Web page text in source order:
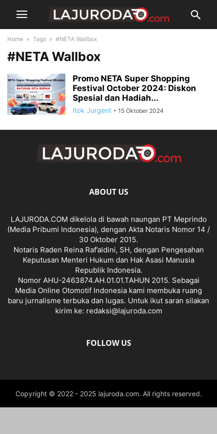
Home Tags #NETA Wallbox
#NETA Wallbox
Promo NETA Super Shopping
Festival October 2024: Diskon
Spesial dan Hadiah...
Itok Jurgent - 15 Oktober 2024
ABOUT US
LAJURODA.COM dikelola di bawah naungan PT Meprindo
(Media Pribumi Indonesia), dengan Akta Notaris Nomor 14 /
30 Oktober 2015.
Notaris Raden Reina Raf’aldini, SH, dengan Pengesahan
Keputusan Menteri Hukum dan Hak Asasi Manusia
Republik Indonesia.
Nomor AHU-2463874.AH.01.01.TAHUN 2015. Sebagai
Media Online Otomotif Indonesia kami membuka ruang
baru jurnalisme terbuka dan lugas. Untuk ikut saran silakan
kirim ke: redaksi@lajuroda.com
FOLLOW US
Copyright © 2022 - 2025 lajuroda.com. All rights reserved.